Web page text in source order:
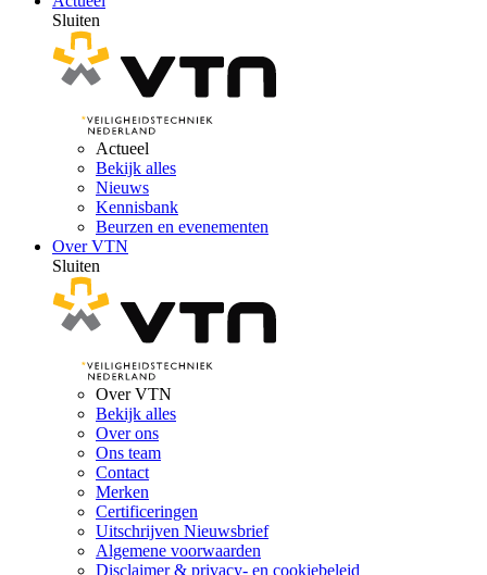
Sluiten
Actueel
Bekijk alles
Nieuws
Kennisbank
Beurzen en evenementen
Over VTN
Sluiten
Over VTN
Bekijk alles
Over ons
Ons team
Contact
Merken
Certificeringen
Uitschrijven Nieuwsbrief
Algemene voorwaarden
Disclaimer & privacy- en cookiebeleid